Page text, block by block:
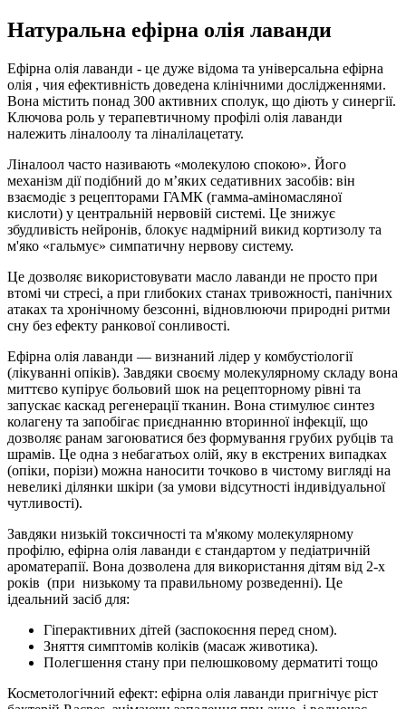
Натуральна ефірна олія лаванди
Ефірна олія лаванди - це дуже відома та універсальна ефірна
олія , чия ефективність доведена клінічними дослідженнями.
Вона містить понад 300 активних сполук, що діють у синергії.
Ключова роль у терапевтичному профілі олія лаванди
належить ліналоолу та ліналілацетату.
Ліналоол часто називають «молекулою спокою». Його
механізм дії подібний до м’яких седативних засобів: він
взаємодіє з рецепторами ГАМК (гамма-аміномасляної
кислоти) у центральній нервовій системі. Це знижує
збудливість нейронів, блокує надмірний викид кортизолу та
м'яко «гальмує» симпатичну нервову систему.
Це дозволяє використовувати масло лаванди не просто при
втомі чи стресі, а при глибоких станах тривожності, панічних
атаках та хронічному безсонні, відновлюючи природні ритми
сну без ефекту ранкової сонливості.
Ефірна олія лаванди — визнаний лідер у комбустіології
(лікуванні опіків). Завдяки своєму молекулярному складу вона
миттєво купірує больовий шок на рецепторному рівні та
запускає каскад регенерації тканин. Вона стимулює синтез
колагену та запобігає приєднанню вторинної інфекції, що
дозволяє ранам загоюватися без формування грубих рубців та
шрамів. Це одна з небагатьох олій, яку в екстрених випадках
(опіки, порізи) можна наносити точково в чистому вигляді на
невеликі ділянки шкіри (за умови відсутності індивідуальної
чутливості).
Завдяки низькій токсичності та м'якому молекулярному
профілю, ефірна олія лаванди є стандартом у педіатричній
ароматерапії. Вона дозволена для використання дітям від 2-х
років (при низькому та правильному розведенні). Це
ідеальний засіб для:
Гіперактивних дітей (заспокоєння перед сном).
Зняття симптомів коліків (масаж животика).
Полегшення стану при пелюшковому дерматиті тощо
Косметологічний ефект: ефірна олія лаванди пригнічує ріст